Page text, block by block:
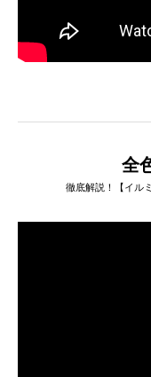
全
徹底解説！【イル